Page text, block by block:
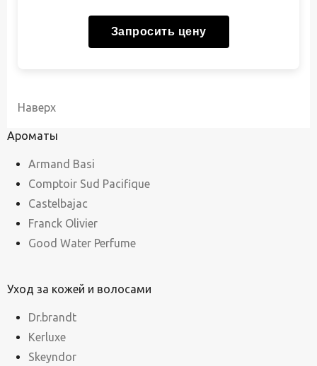
Запросить цену
Наверх
Ароматы
Armand Basi
Comptoir Sud Pacifique
Castelbajac
Franck Olivier
Good Water Perfume
Уход за кожей и волосами
Dr.brandt
Kerluxe
Skeyndor